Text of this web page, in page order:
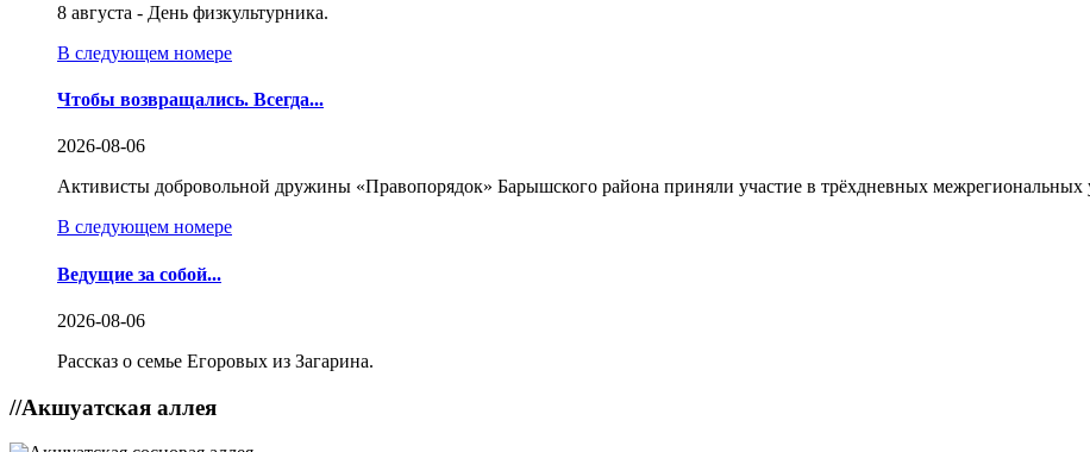
8 августа - День физкультурника.
В следующем номере
Чтобы возвращались. Всегда...
2026-08-06
Активисты добровольной дружины «Правопорядок» Барышского района приняли участие в трёхдневных межрегиональных
В следующем номере
Ведущие за собой...
2026-08-06
Рассказ о семье Егоровых из Загарина.
//Акшуатская аллея